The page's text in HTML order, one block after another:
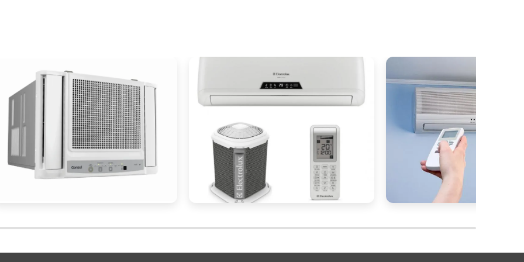
para empresas que desejam reduzir custos
confortável.
self contained, é essencial realizar uma análise
comparando preços, características e suporte
garante que o investimento seja feito de forma
do espaço e ao orçamento da empresa.
uma avaliação cuidadosa da capacidade do
das funcionalidades adicionais que podem agregar
especialistas e fornecedores de confiança pode ser
certa.
self contained para o seu negócio, a plataforma
orçamento agora mesmo e descubra como otimizar